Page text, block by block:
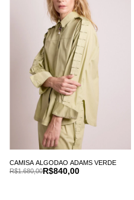
CAMISA ALGODAO ADAMS VERDE
R$840,00
R$1.680,00